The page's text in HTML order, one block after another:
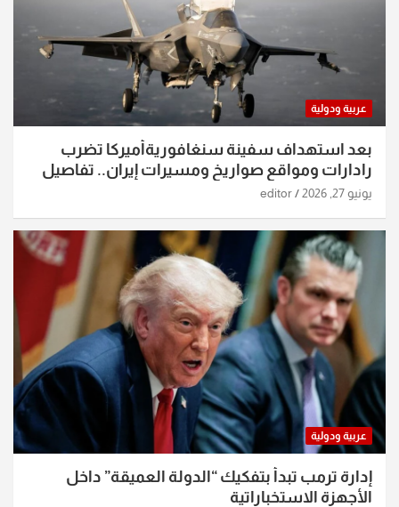
عربية ودولية
بعد استهداف سفينة سنغافوريةأميركا تضرب
رادارات ومواقع صواريخ ومسيرات إيران.. تفاصيل
الساعات الماضية
يونيو 27, 2026 editor
عربية ودولية
إدارة ترمب تبدأ بتفكيك “الدولة العميقة” داخل
الأجهزة الاستخباراتية